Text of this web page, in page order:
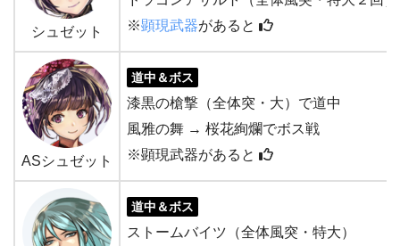
シュゼット
※顕現武器があると
ASシュゼット
道中＆ボス
漆黒の槍撃（全体突・大）で道中
風雅の舞 → 桜花絢爛でボス戦
※顕現武器があると
道中＆ボス
ストームバイツ（全体風突・特大）